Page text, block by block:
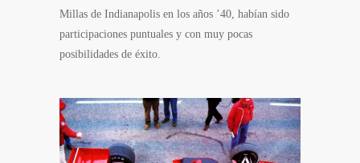
Millas de Indianapolis en los años ’40, habían sido
participaciones puntuales y con muy pocas
posibilidades de éxito.